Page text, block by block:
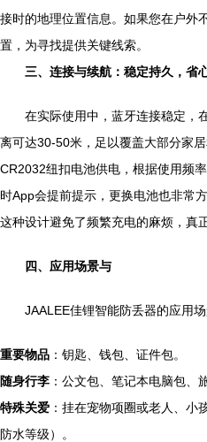
接时的地理位置信息。如果您在户外
置，为寻找提供关键线索。
三、连接与续航：稳定持久，省
在实际使用中，蓝牙连接稳定，
离可达30-50米，足以覆盖大部分家
CR2032纽扣电池供电，根据使用频
时App会提前提示，更换电池也非常
这种设计避免了频繁充电的麻烦，真
四、应用场景与
JAALEE佳锂智能防丢器的应用场
重要物品 ：钥匙、钱包、证件包。
随身行李 ：公文包、笔记本电脑包、
特殊关爱 ：挂在宠物项圈或老人、小
防水等级）。